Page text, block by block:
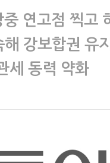
연고점 찍고
강보합권 유지
세 동력 약화